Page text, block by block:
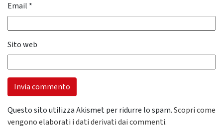
Email *
Sito web
Questo sito utilizza Akismet per ridurre lo spam.Scopri come
vengono elaborati i dati derivati dai commenti.